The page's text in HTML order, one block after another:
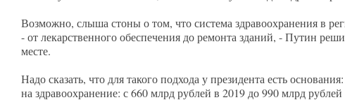
Возможно, слыша стоны о том, что система здравоохранения в
- от лекарственного обеспечения до ремонта зданий, - Путин
месте.
Надо сказать, что для такого подхода у президента есть
на здравоохранение: с 660 млрд рублей в 2019 до 990 млрд рублей